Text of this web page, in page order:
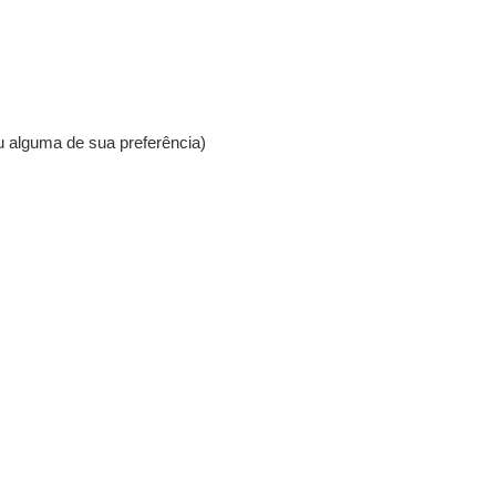
alguma de sua preferência)